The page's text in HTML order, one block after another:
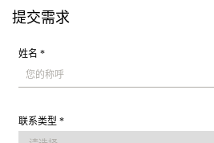
提交需求
姓名 *
联系类型 *